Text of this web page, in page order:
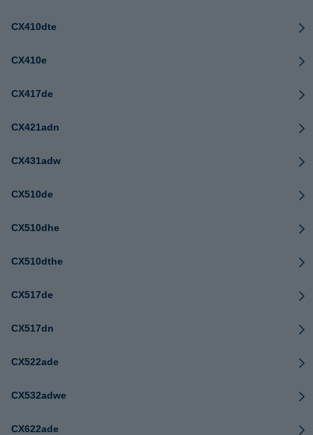
CX410dte
CX410e
CX417de
CX421adn
CX431adw
CX510de
CX510dhe
CX510dthe
CX517de
CX517dn
CX522ade
CX532adwe
CX622ade